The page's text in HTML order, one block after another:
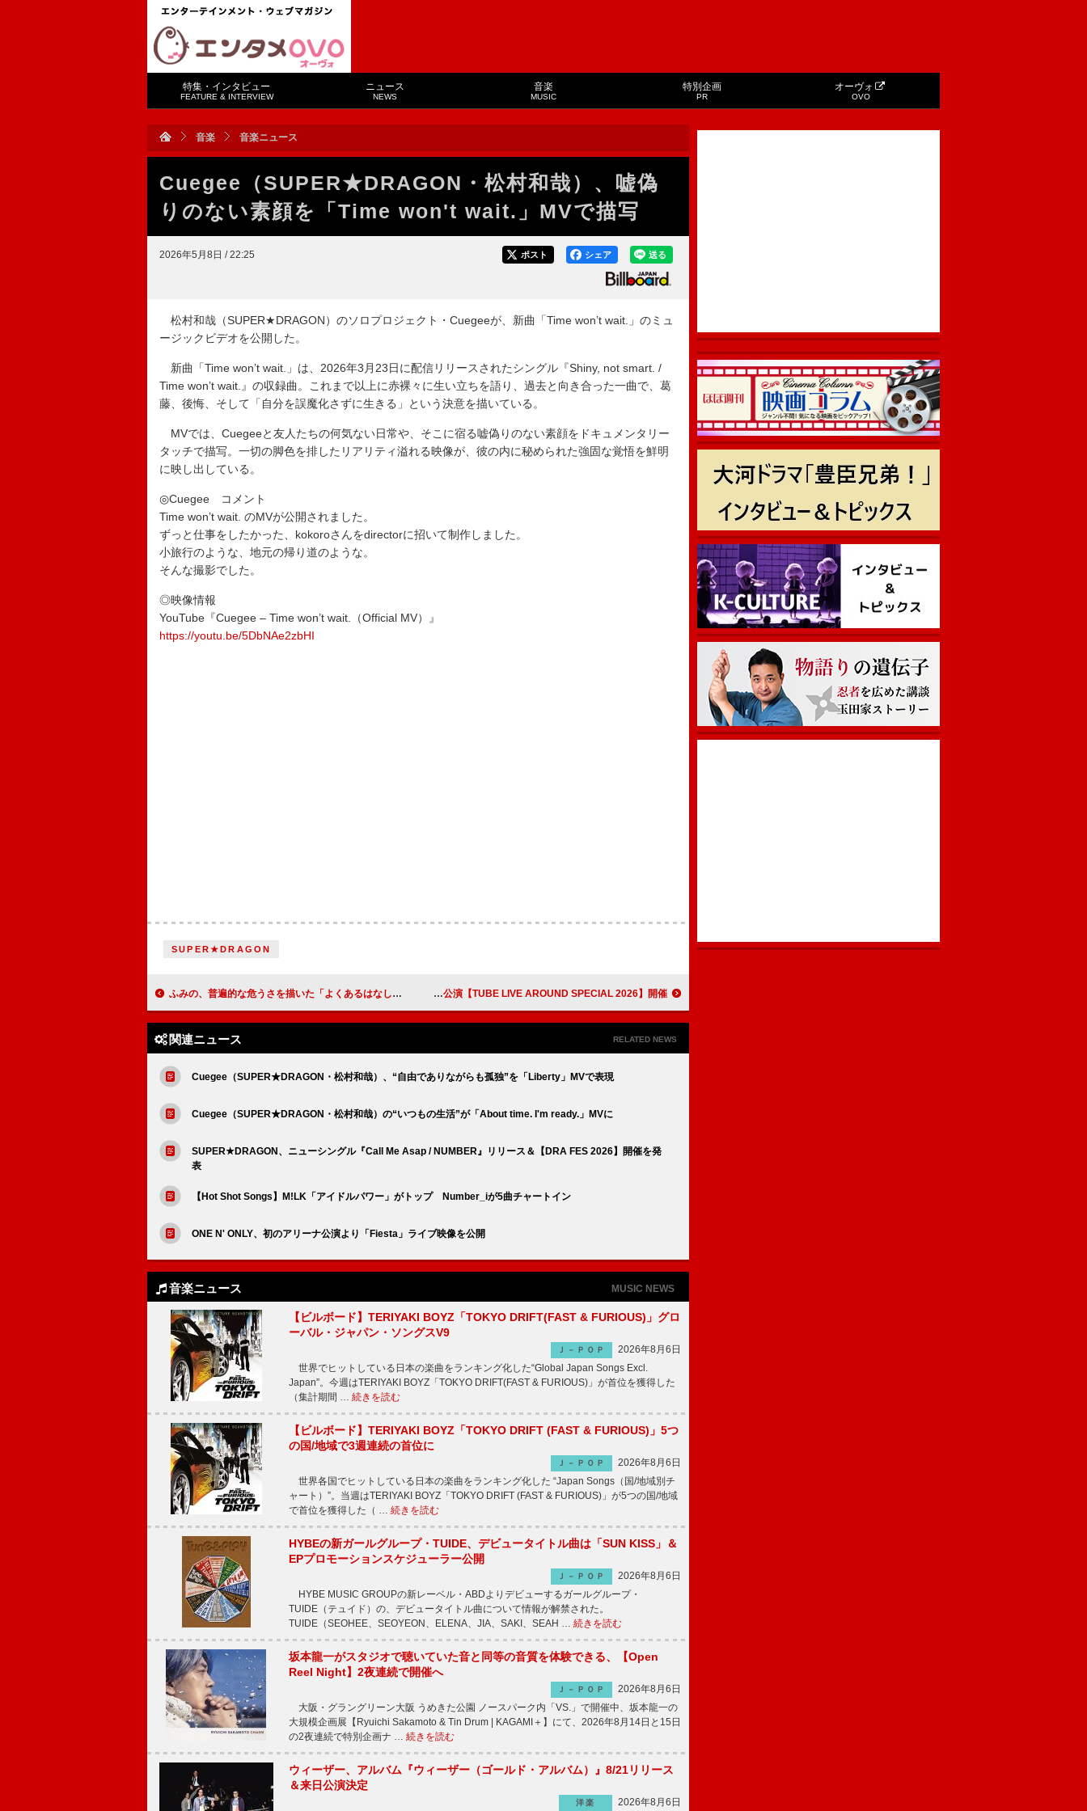
特集・インタビュー
FEATURE & INTERVIEW
ニュース
NEWS
音楽
MUSIC
特別企画
PR
オーヴォ
OVO
音楽 音楽ニュース
Cuegee（SUPER★DRAGON・松村和哉）、嘘偽
りのない素顔を「Time won't wait.」MVで描写
2026年5月8日 / 22:25 送る
シェア
ポスト
松村和哉（SUPER★DRAGON）のソロプロジェクト・Cuegeeが、新曲「Time won’t wait.」のミュ
ージックビデオを公開した。
新曲「Time won’t wait.」は、2026年3月23日に配信リリースされたシングル『Shiny, not smart. /
Time won’t wait.』の収録曲。これまで以上に赤裸々に生い立ちを語り、過去と向き合った一曲で、葛
藤、後悔、そして「自分を誤魔化さずに生きる」という決意を描いている。
MVでは、Cuegeeと友人たちの何気ない日常や、そこに宿る嘘偽りのない素顔をドキュメンタリー
タッチで描写。一切の脚色を排したリアリティ溢れる映像が、彼の内に秘められた強固な覚悟を鮮明
に映し出している。
◎Cuegee コメント
Time won’t wait. のMVが公開されました。
ずっと仕事をしたかった、kokoroさんをdirectorに招いて制作しました。
小旅行のような、地元の帰り道のような。
そんな撮影でした。
◎映像情報
YouTube『Cuegee – Time won’t wait.（Official MV）』
https://youtu.be/5DbNAe2zbHI
SUPER★DRAGON
ふみの、普遍的な危うさを描いた「よくあるはなし」MVは舞台作品のような映像に TUBE、通算37回目の横浜スタジアム公演【TUBE LIVE AROUND SPECIAL 2026】開催
関連ニュース RELATED NEWS
Cuegee（SUPER★DRAGON・松村和哉）、“自由でありながらも孤独”を「Liberty」MVで表現
Cuegee（SUPER★DRAGON・松村和哉）の“いつもの生活”が「About time. I'm ready.」MVに
SUPER★DRAGON、ニューシングル『Call Me Asap / NUMBER』リリース＆【DRA FES 2026】開催を発
表
【Hot Shot Songs】M!LK「アイドルパワー」がトップ Number_iが5曲チャートイン
ONE N' ONLY、初のアリーナ公演より「Fiesta」ライブ映像を公開
音楽ニュース MUSIC NEWS
【ビルボード】TERIYAKI BOYZ「TOKYO DRIFT(FAST & FURIOUS)」グロ
ーバル・ジャパン・ソングスV9
Ｊ－ＰＯＰ
2026年8月6日
世界でヒットしている日本の楽曲をランキング化した“Global Japan Songs Excl.
Japan”。今週はTERIYAKI BOYZ「TOKYO DRIFT(FAST & FURIOUS)」が首位を獲得した
（集計期間 … 続きを読む
【ビルボード】TERIYAKI BOYZ「TOKYO DRIFT (FAST & FURIOUS)」5つ
の国/地域で3週連続の首位に
Ｊ－ＰＯＰ
2026年8月6日
世界各国でヒットしている日本の楽曲をランキング化した “Japan Songs（国/地域別チ
ャート）”。当週はTERIYAKI BOYZ「TOKYO DRIFT (FAST & FURIOUS)」が5つの国/地域
で首位を獲得した（ … 続きを読む
HYBEの新ガールグループ・TUIDE、デビュータイトル曲は「SUN KISS」＆
EPプロモーションスケジューラー公開
Ｊ－ＰＯＰ
2026年8月6日
HYBE MUSIC GROUPの新レーベル・ABDよりデビューするガールグループ・
TUIDE（テュイド）の、デビュータイトル曲について情報が解禁された。
TUIDE（SEOHEE、SEOYEON、ELENA、JIA、SAKI、SEAH … 続きを読む
坂本龍一がスタジオで聴いていた音と同等の音質を体験できる、【Open
Reel Night】2夜連続で開催へ
Ｊ－ＰＯＰ
2026年8月6日
大阪・グラングリーン大阪 うめきた公園 ノースパーク内「VS.」で開催中、坂本龍一の
大規模企画展【Ryuichi Sakamoto & Tin Drum | KAGAMI＋】にて、2026年8月14日と15日
の2夜連続で特別企画ナ … 続きを読む
ウィーザー、アルバム『ウィーザー（ゴールド・アルバム）』8/21リリース
＆来日公演決定
洋楽 2026年8月6日